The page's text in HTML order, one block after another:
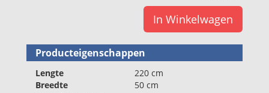
In Winkelwagen
Producteigenschappen
Lengte
220 cm
Breedte
50 cm